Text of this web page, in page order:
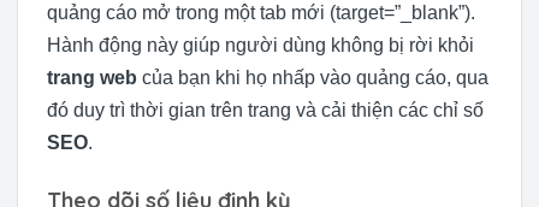
quảng cáo mở trong một tab mới (target=”_blank”).
Hành động này giúp người dùng không bị rời khỏi
trang web của bạn khi họ nhấp vào quảng cáo, qua
đó duy trì thời gian trên trang và cải thiện các chỉ số
SEO.
Theo dõi số liệu định kỳ